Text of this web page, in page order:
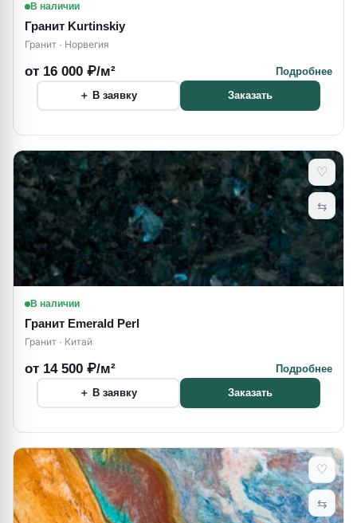
В наличии
Гранит Kurtinskiy
Гранит · Норвегия
от 16 000 ₽/м² Подробнее
＋ В заявку Заказать
♡
⇆
В наличии
Гранит Emerald Perl
Гранит · Китай
от 14 500 ₽/м² Подробнее
＋ В заявку Заказать
♡
⇆